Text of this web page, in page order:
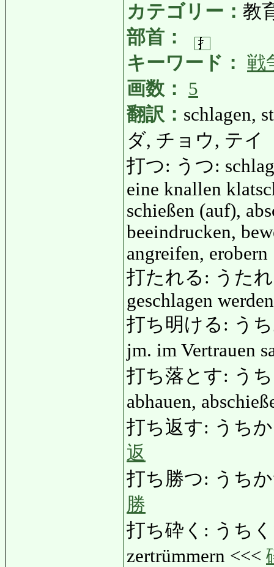
カテゴリー： 教
部首：
キーワード： 戦
画数：
5
翻訳： schlagen,
ダ, チョウ, テイ
打つ: うつ:
eine knallen
schießen (auf),
beeindrucken,
angreifen, erobern
打たれる: うたれ
geschlagen werden
打ち明ける: うち
jm. im Vertrauen
打ち落とす: うち
abhauen,
打ち返す: うちか
返
打ち勝つ: うちか
勝
打ち砕く: うちく
zertrümmern <<<